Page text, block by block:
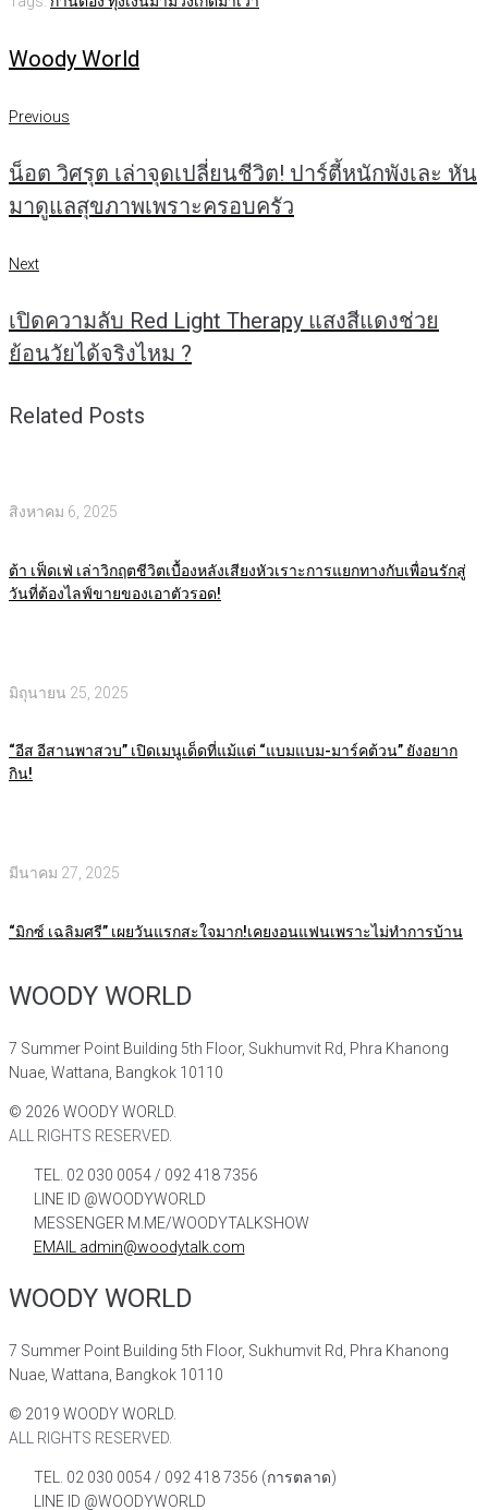
Woody World
แนะแนว
เรื่อง
Previous
Previous
น็อต วิศรุต เล่าจุดเปลี่ยนชีวิต! ปาร์ตี้หนักพังเละ หัน
มาดูแลสุขภาพเพราะครอบครัว
Next
Next
เปิดความลับ Red Light Therapy แสงสีแดงช่วย
ย้อนวัยได้จริงไหม ?
Related Posts
สิงหาคม 6, 2025
ต้า เฟ็ดเฟ่ เล่าวิกฤตชีวิตเบื้องหลังเสียงหัวเราะการแยกทางกับเพื่อนรักสู่
วันที่ต้องไลฟ์ขายของเอาตัวรอด!
มิถุนายน 25, 2025
“อีส อีสานพาสวบ” เปิดเมนูเด็ดที่แม้แต่ “แบมแบม-มาร์คต้วน” ยังอยาก
กิน!
มีนาคม 27, 2025
“มิกซ์ เฉลิมศรี” เผยวันแรกสะใจมาก!เคยงอนแฟนเพราะไม่ทำการบ้าน
WOODY WORLD
7 Summer Point Building 5th Floor, Sukhumvit Rd, Phra Khanong
Nuae, Wattana, Bangkok 10110
© 2026 WOODY WORLD.
ALL RIGHTS RESERVED.
TEL. 02 030 0054 / 092 418 7356
LINE ID @WOODYWORLD
MESSENGER M.ME/WOODYTALKSHOW
EMAIL admin@woodytalk.com
WOODY WORLD
7 Summer Point Building 5th Floor, Sukhumvit Rd, Phra Khanong
Nuae, Wattana, Bangkok 10110
© 2019 WOODY WORLD.
ALL RIGHTS RESERVED.
TEL. 02 030 0054 / 092 418 7356 (การตลาด)
LINE ID @WOODYWORLD